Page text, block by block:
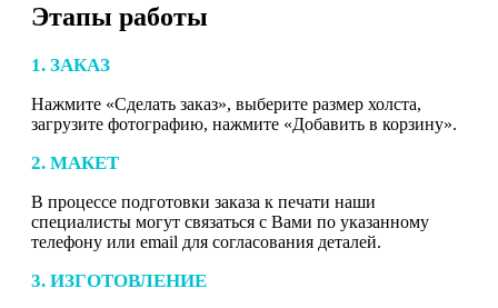
Этапы работы
1. ЗАКАЗ
Нажмите «Сделать заказ», выберите размер холста,
загрузите фотографию, нажмите «Добавить в корзину».
2. МАКЕТ
В процессе подготовки заказа к печати наши
специалисты могут связаться с Вами по указанному
телефону или email для согласования деталей.
3. ИЗГОТОВЛЕНИЕ